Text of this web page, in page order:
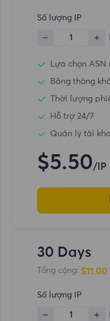
Số lượng IP
1
Lựa chọn
Băng thông
Thời lượng
Hỗ trợ 24/7
Quản lý tài
$5.50/IP
30 Days
Tổng cộng: $11.00
Số lượng IP
1